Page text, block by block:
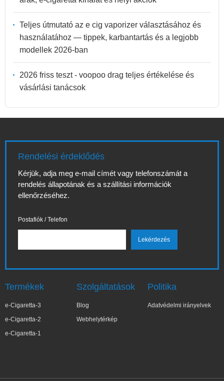
Teljes útmutató az e cig vaporizer választásához és
használatához — tippek, karbantartás és a legjobb
modellek 2026-ban
2026 friss teszt - voopoo drag teljes értékelése és
vásárlási tanácsok
Rendelési érdeklődés
Kérjük, adja meg e-mail címét vagy telefonszámát a
rendelés állapotának és a szállítási információk
ellenőrzéséhez.
Postafiók / Telefon
Termékek
e-Cigaretta-3
e-Cigaretta-2
e-Cigaretta-1
Szolgáltatások
Blog
Webhelytérkép
Politika
Adatvédelmi irányelvek